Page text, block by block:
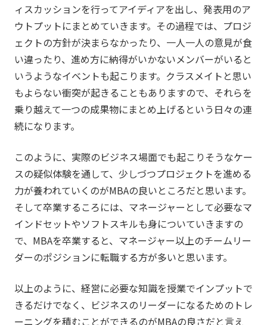
ィスカッションを行ってアイディアを出し、発表用のア
ウトプットにまとめていきます。その過程では、プロジ
ェクトの方針が決まらなかったり、一人一人の意見が食
い違ったり、進め方に納得がいかないメンバーがいると
いうようなイベントも起こります。クラスメイトと思い
もよらない衝突が起きることもありますので、それらを
乗り越えて一つの成果物にまとめ上げるという日々の連
続になります。
このように、実際のビジネス場面でも起こりそうなケー
スの疑似体験を通して、少しづつプロジェクトを進める
力が養われていくのがMBAの良いところだと思います。
そして卒業するころには、マネージャーとして必要なマ
インドセットやソフトスキルも身についていきますの
で、MBAを卒業すると、マネージャー以上のチームリー
ダーのポジションに転職する方が多いと思います。
以上のように、経営に必要な知識を授業でインプットで
きるだけでなく、ビジネスのリーダーになるためのトレ
ーニングを積むことができるのがMBAの良さだと言え